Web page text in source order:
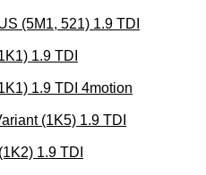
(5M1, 521) 1.9 TDI
1.9 TDI
1.9 TDI 4motion
(1K5) 1.9 TDI
1.9 TDI